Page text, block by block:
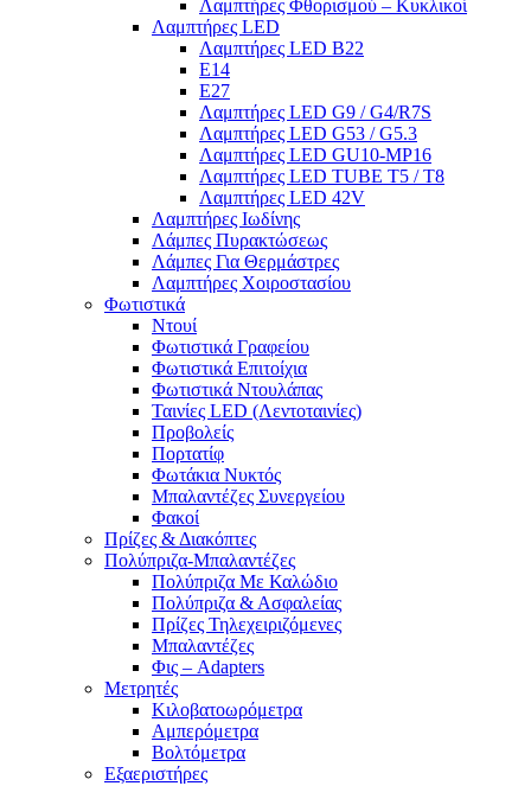
Λαμπτήρες Φθορισμού – Κυκλικοί
Λαμπτήρες LED
Λαμπτήρες LED B22
E14
E27
Λαμπτήρες LED G9 / G4/R7S
Λαμπτήρες LED G53 / G5.3
Λαμπτήρες LED GU10-ΜΡ16
Λαμπτήρες LED TUBE T5 / T8
Λαμπτήρες LED 42V
Λαμπτήρες Ιωδίνης
Λάμπες Πυρακτώσεως
Λάμπες Για Θερμάστρες
Λαμπτήρες Χοιροστασίου
Φωτιστικά
Ντουί
Φωτιστικά Γραφείου
Φωτιστικά Επιτοίχια
Φωτιστικά Ντουλάπας
Ταινίες LED (Λεντοταινίες)
Προβολείς
Πορτατίφ
Φωτάκια Νυκτός
Μπαλαντέζες Συνεργείου
Φακοί
Πρίζες & Διακόπτες
Πολύπριζα-Μπαλαντέζες
Πολύπριζα Με Καλώδιο
Πολύπριζα & Ασφαλείας
Πρίζες Τηλεχειριζόμενες
Μπαλαντέζες
Φις – Adapters
Μετρητές
Κιλοβατοωρόμετρα
Αμπερόμετρα
Βολτόμετρα
Εξαεριστήρες